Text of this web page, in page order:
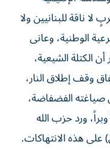
ناقة للبنانيين ولا
الوطنية، وعانى
الكتلة الشيعية،
وقف إطلاق النار،
الفضفاضة،
ورد حزب الله